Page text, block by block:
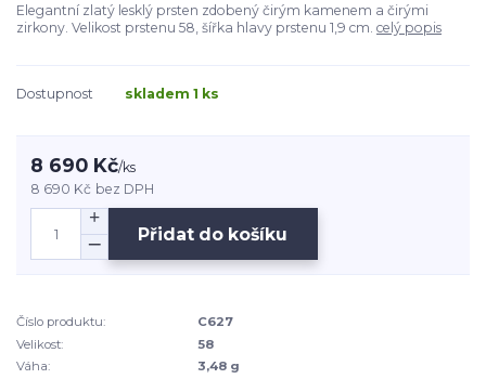
Elegantní zlatý lesklý prsten zdobený čirým kamenem a čirými
zirkony. Velikost prstenu 58, šířka hlavy prstenu 1,9 cm. celý popis
Dostupnost skladem 1 ks
8 690 Kč/ks
8 690 Kč bez DPH
Přidat do košíku
Číslo produktu:
C627
Velikost:
58
Váha:
3,48 g